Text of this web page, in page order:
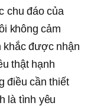
chu đáo của
không cảm
khắc được nhận
thật hạnh
điều cần thiết
là tình yêu